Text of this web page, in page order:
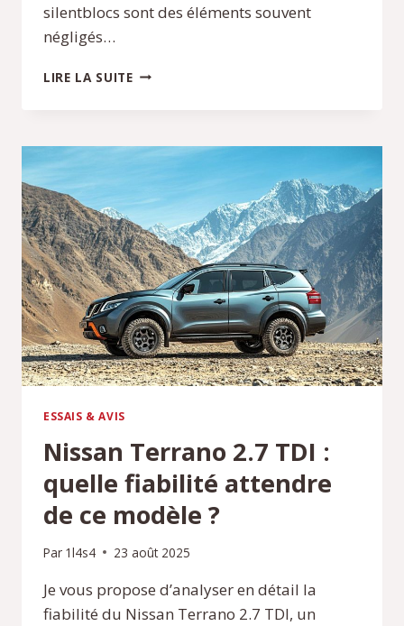
silentblocs sont des éléments souvent
négligés…
LIRE LA SUITESILENT
AU
À
L’ESSIEU
:
DIFFÉRENCES
ET
USAGES
ESSAIS & AVIS
Nissan Terrano 2.7 TDI :
quelle fiabilité attendre
de ce modèle ?
Par 1l4s4 23 août 2025
Je vous propose d’analyser en détail la
fiabilité du Nissan Terrano 2.7 TDI, un